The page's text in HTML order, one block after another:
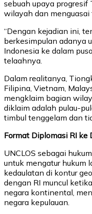
sebuah upaya progresif
wilayah dan
“Dengan kejadian ini,
berkesimpulan adanya
Indonesia ke dalam
telaahnya.
Dalam realitanya,
Filipina, Vietnam,
mengklaim bagian
diklaim adalah pulau-
timbul tenggelam dan
Format Diplomasi RI ke
UNCLOS sebagai
untuk mengatur hukum
kedaulatan di kontur
dengan RI muncul
negara kontinental,
negara kepulauan.